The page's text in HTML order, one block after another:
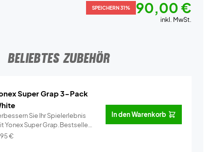
SPEICHERN 31% 90,00 €
inkl. MwSt.
BELIEBTES ZUBEHÖR
Super Grap 3-Pack
Sie Ihr Spielerlebnis
Yonex Super Grap.Bestseller
Info
€
In den Warenkorb